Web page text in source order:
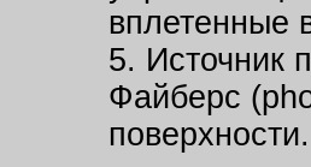
вплетенные
5. Источник
Файберс
поверхности.